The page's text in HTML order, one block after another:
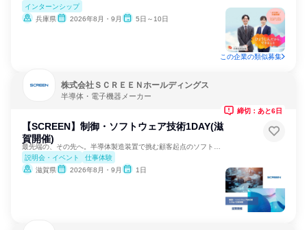
インターンシップ
兵庫県
2026年8月・9月 5日～10日
この企業の類似募集
株式会社ＳＣＲＥＥＮホールディングス
半導体・電子機器メーカー
【SCREEN】制御・ソフトウェア技術1DAY(滋
賀開催)
説明会・イベント
仕事体験
滋賀県
2026年8月・9月 1日
締切：あと6日